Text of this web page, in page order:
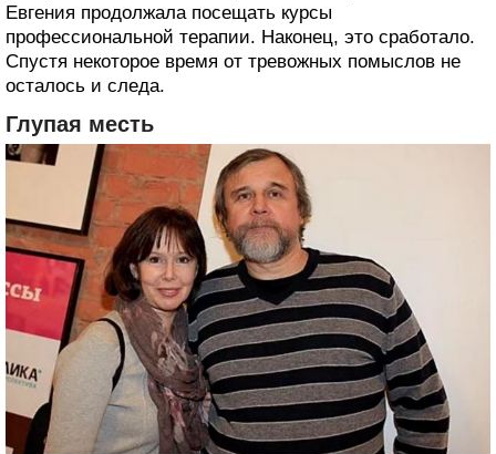
Евгения продолжала посещать курсы
профессиональной терапии. Наконец, это сработало.
Спустя некоторое время от тревожных помыслов не
осталось и следа.
Глупая месть